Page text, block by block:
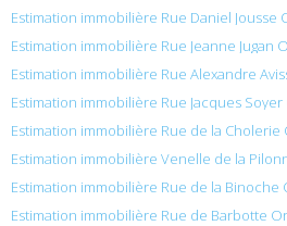
Estimation immobilière Rue Daniel Jousse
Estimation immobilière Rue Jeanne Jugan
Estimation immobilière Rue Alexandre
Estimation immobilière Rue Jacques
Estimation immobilière Rue de la Cholerie
Estimation immobilière Venelle de la
Estimation immobilière Rue de la Binoche
Estimation immobilière Rue de Barbotte